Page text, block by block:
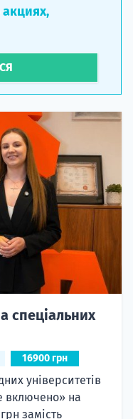
спеціальних
16900 грн
університетів
включено» на
замість